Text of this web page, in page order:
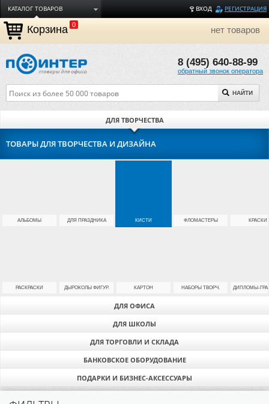
ВХОД РЕГИСТРАЦИЯ
КАТАЛОГ ТОВАРОВ
ДОСТАВКА
ОПЛАТА
ТОРГОВЫЕ МАРКИ
О КОМПАНИИ
Корзина 0 нет товаров
8 (495) 640-88-99
обратный звонок оператора
НАЙТИ
ДЛЯ ОФИСА
ДЛЯ ШКОЛЫ
ДЛЯ ТВОРЧЕСТВА
ДЛЯ ТОРГОВЛИ И СКЛАДА
БАНКОВСКОЕ ОБОРУДОВАНИЕ
ПОДАРКИ И БИЗНЕС-АКСЕССУАРЫ
ТОВАРЫ ДЛЯ ТВОРЧЕСТВА И ДИЗАЙНА
АЛЬБОМЫ ДЛЯ ПРАЗДНИКА КИСТИ ФЛОМАСТЕРЫ КРАСКИ
РАСКРАСКИ ДЫРОКОЛЫ ФИГУР. КАРТОН НАБОРЫ ТВОРЧ. ДИПЛОМЫ-